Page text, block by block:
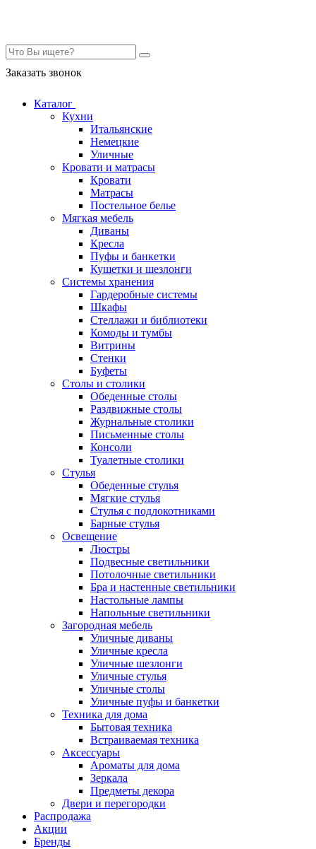
Заказать звонок
Каталог
Кухни
Итальянские
Немецкие
Уличные
Кровати и матрасы
Кровати
Матрасы
Постельное белье
Мягкая мебель
Диваны
Кресла
Пуфы и банкетки
Кушетки и шезлонги
Системы хранения
Гардеробные системы
Шкафы
Стеллажи и библиотеки
Комоды и тумбы
Витрины
Стенки
Буфеты
Столы и столики
Обеденные столы
Раздвижные столы
Журнальные столики
Письменные столы
Консоли
Туалетные столики
Стулья
Обеденные стулья
Мягкие стулья
Стулья с подлокотниками
Барные стулья
Освещение
Люстры
Подвесные светильники
Потолочные светильники
Бра и настенные светильники
Настольные лампы
Напольные светильники
Загородная мебель
Уличные диваны
Уличные кресла
Уличные шезлонги
Уличные стулья
Уличные столы
Уличные пуфы и банкетки
Техника для дома
Бытовая техника
Встраиваемая техника
Аксессуары
Ароматы для дома
Зеркала
Предметы декора
Двери и перегородки
Распродажа
Акции
Бренды